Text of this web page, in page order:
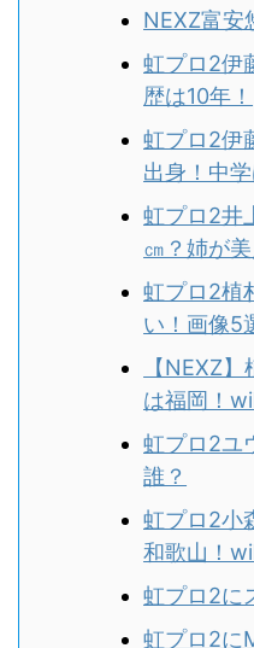
NEXZ富安
虹プロ2伊
歴は10年！
虹プロ2伊
出身！中学
虹プロ2井
㎝？姉が美
虹プロ2植
い！画像5
【NEXZ
は福岡！
虹プロ2ユ
誰？
虹プロ2小
和歌山！
虹プロ2に
虹プロ2に